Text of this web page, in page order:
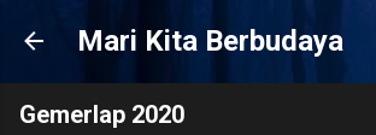
Langsung ke konten utama
Mari Kita Berbudaya
Gemerlap 2020